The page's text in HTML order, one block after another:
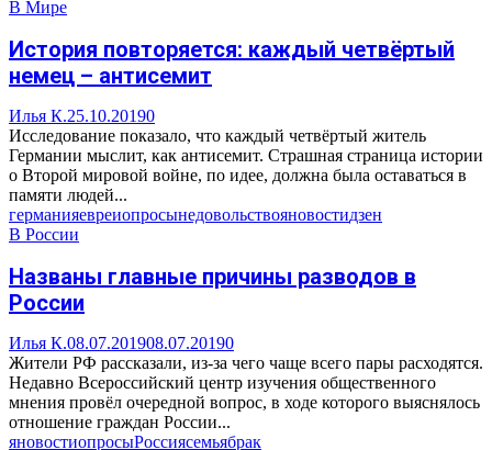
В Мире
История повторяется: каждый четвёртый
немец – антисемит
Илья К.25.10.20190
Исследование показало, что каждый четвёртый житель
Германии мыслит, как антисемит. Страшная страница истории
о Второй мировой войне, по идее, должна была оставаться в
памяти людей...
германияевреиопросынедовольствояновостидзен
В России
Названы главные причины разводов в
России
Илья К.08.07.201908.07.20190
Жители РФ рассказали, из-за чего чаще всего пары расходятся.
Недавно Всероссийский центр изучения общественного
мнения провёл очередной вопрос, в ходе которого выяснялось
отношение граждан России...
яновостиопросыРоссиясемьябрак